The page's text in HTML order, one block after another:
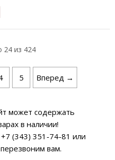
24из 424
5 Вперед →
может содержать
в наличии!
(343) 351-74-81 или
вам.